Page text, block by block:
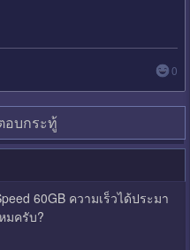
0
อบกระทู้
60GB ความเร็วได้ประมา
มครับ?